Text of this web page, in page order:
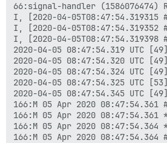
66:signal-handler (1586076474)
I, [2020-04-
I, [2020-04-
I, [2020-04-
2020-04-05 08:47:54.319 UTC
2020-04-05 08:47:54.320 UTC
2020-04-05 08:47:54.324 UTC
2020-04-05 08:47:54.325 UTC
2020-04-05 08:47:54.345 UTC
166:M 05 Apr 2020
166:M 05 Apr 2020
166:M 05 Apr 2020 08:47:54.364
166:M 05 Apr 2020